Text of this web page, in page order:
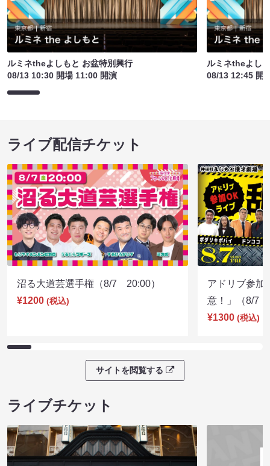
ルミネtheよしもと お盆特別興行
08/13 10:30 開場 11:00 開演
ルミネtheよし
08/13 12:45 開
ライブ配信チケット
沼る大道芸選手権（8/7 20:00）
¥1200 (税込)
アドリブ参加
意！」（8/7
¥1300 (税込)
サイトを閲覧する
ライブチケット